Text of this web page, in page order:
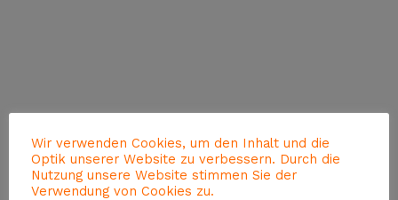
Wir verwenden Cookies, um den Inhalt und die
Optik unserer Website zu verbessern. Durch die
Nutzung unsere Website stimmen Sie der
Verwendung von Cookies zu.